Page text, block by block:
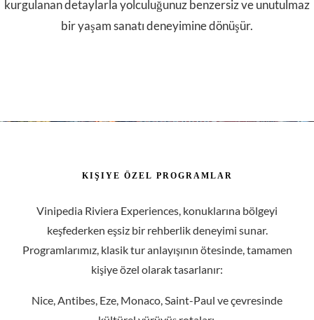
KIŞIYE ÖZEL PRO GRAMLAR
Vinipedia Riviera Experiences, konuklarına bölgeyi
Nice, Antibes, Eze, Monaco, Saint-Paul ve çevresinde
Mimari, sanat, yaşam tarzı ve gastronomi üzerine özenle
Butik galeriler, Provençal pazarlar, yerel üreticiler veya
şatolara özel ziyaretler,
Yerel mekan önerileri ve rezervasyon desteği,
Tam gün programlarda isteğe bağlı şoförlü araçla konforlu